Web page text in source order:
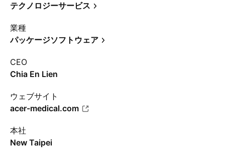
テクノロジーサービス
業種
パッケージソフトウェア
CEO
Chia En Lien
ウェブサイト
acer-medical.com
本社
New Taipei